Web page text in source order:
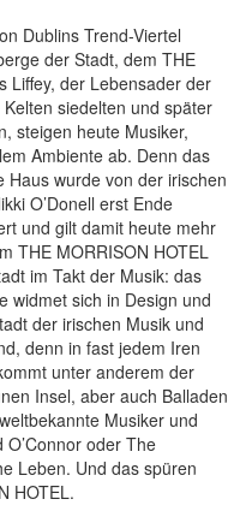
Dublins Trend-Viertel
der Stadt, dem THE
Liffey, der Lebensader der
siedelten und später
steigen heute Musiker,
Ambiente ab. Denn das
wurde von der irischen
O’Donell erst Ende
und gilt damit heute mehr
THE MORRISON HOTEL
im Takt der Musik: das
widmet sich in Design und
der irischen Musik und
denn in fast jedem Iren
unter anderem der
Insel, aber auch Balladen
Musiker und
oder The
Leben. Und das spüren
HOTEL.